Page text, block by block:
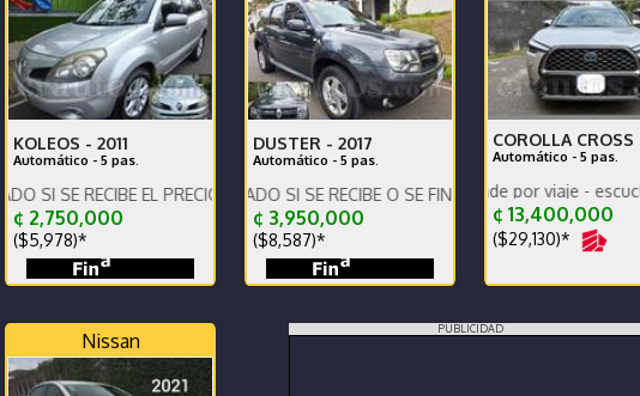
KOLEOS - 2011
Automático - 5 pas.
EL PRECIO VARIA !!!
¢ 2,750,000
($5,978)*
DUSTER - 2017
Automático - 5 pas.
!!!! PRECIO DE CONTADO SI SE RECIBE O SE FINANCIA EL PRECIO VARIA !!!
¢ 3,950,000
($8,587)*
COROLLA CROSS
Automático - 5 pas.
Único dueño - se vende por viaje - escucho ofertas
¢ 13,400,000
($29,130)*
GL PLUS,
Nissan
PUBLICIDAD